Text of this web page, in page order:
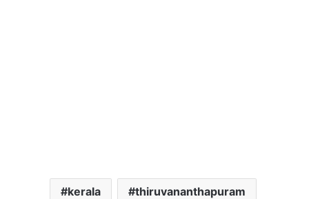
kerala thiruvananthapuram